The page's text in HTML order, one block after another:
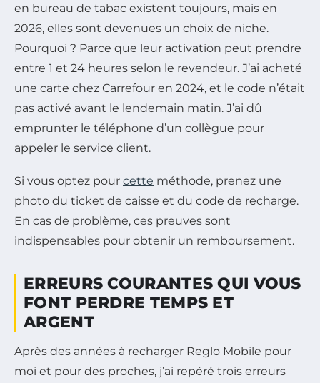
en bureau de tabac existent toujours, mais en
2026, elles sont devenues un choix de niche.
Pourquoi ? Parce que leur activation peut prendre
entre 1 et 24 heures selon le revendeur. J’ai acheté
une carte chez Carrefour en 2024, et le code n’était
pas activé avant le lendemain matin. J’ai dû
emprunter le téléphone d’un collègue pour
appeler le service client.
Si vous optez pour cette méthode, prenez une
photo du ticket de caisse et du code de recharge.
En cas de problème, ces preuves sont
indispensables pour obtenir un remboursement.
ERREURS COURANTES QUI VOUS
FONT PERDRE TEMPS ET
ARGENT
Après des années à recharger Reglo Mobile pour
moi et pour des proches, j’ai repéré trois erreurs